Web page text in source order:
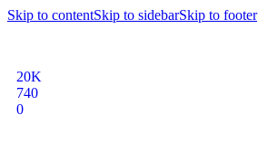
Skip to contentSkip to sidebarSkip to footer
20K
740
0